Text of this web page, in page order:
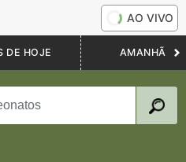
AO VIVO
DE HOJE AMANHÃ